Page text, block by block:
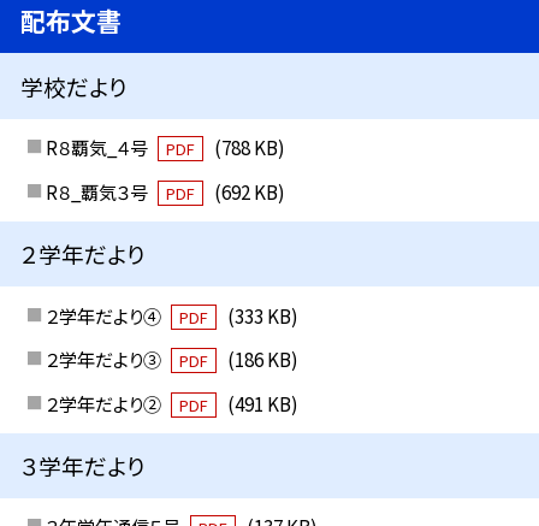
配布文書
学校だより
R８覇気_４号 PDF
(788 KB)
R８_覇気３号
PDF (692 KB)
２学年だより
２学年だより④ PDF
(333 KB)
２学年だより③
PDF
(186 KB)
２学年だより②
PDF (491 KB)
３学年だより